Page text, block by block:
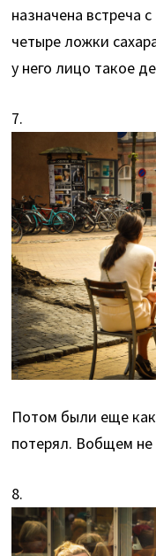
назначена встреча
четыре ложки
у него лицо такое
7.
Потом были еще
потерял. Вобщем не
8.